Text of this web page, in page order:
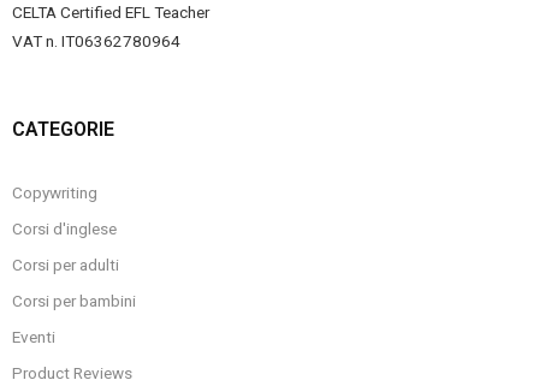
CELTA Certified EFL Teacher
VAT n. IT06362780964
CATEGORIE
Copywriting
Corsi d'inglese
Corsi per adulti
Corsi per bambini
Eventi
Product Reviews